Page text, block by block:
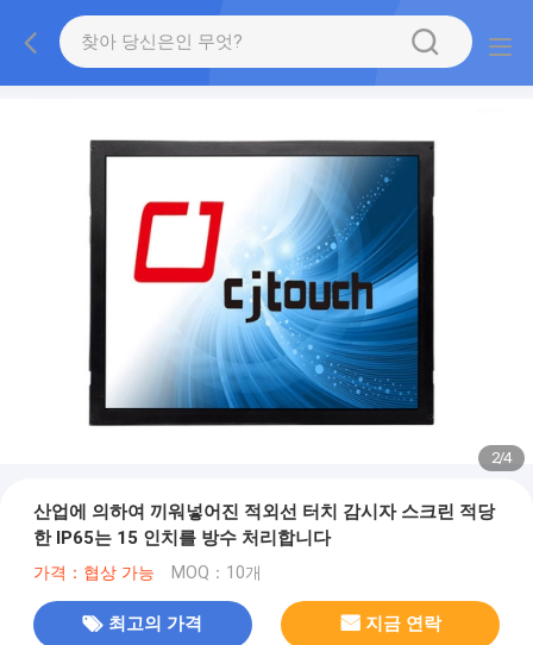
2/4
산업에 의하여 끼워넣어진 적외선 터치 감시자 스크린 적당
한 IP65는 15 인치를 방수 처리합니다
가격：협상 가능 MOQ：10개
최고의 가격 지금 연락